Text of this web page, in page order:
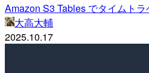
Amazon S3 Tables でタイムト
大高大輔
2025.10.17